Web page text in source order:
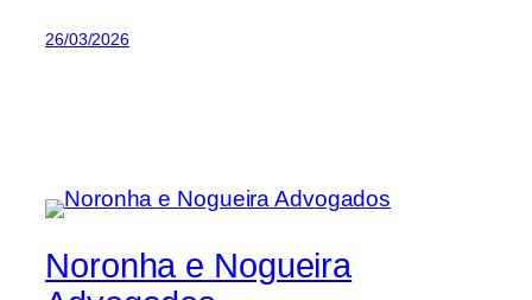
26/03/2026
Noronha e Nogueira